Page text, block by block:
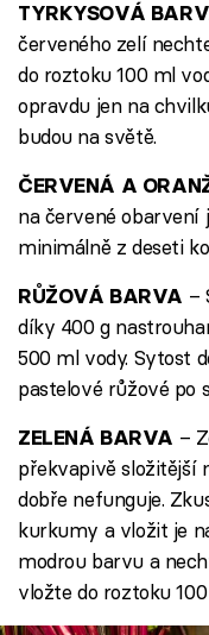
TYRKYSOVÁ
červeného zelí
do roztoku 100 ml
opravdu jen na
budou na světě.
ČERVENÁ A
na červené obarvení
minimálně z deseti
RŮŽOVÁ BARVA –
díky 400 g
500 ml vody. Sytost
pastelové růžové po
ZELENÁ BARVA –
překvapivě složitější
dobře nefunguje.
kurkumy a vložit je
modrou barvu a
vložte do roztoku